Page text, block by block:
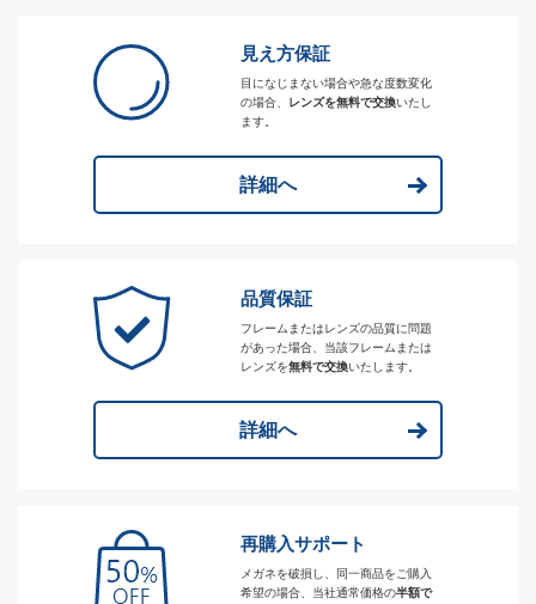
見え方保証
目になじまない場合や急な度数変化
の場合、
レンズを無料で交換いたし
ます。
詳細へ
品質保証
フレームまたはレンズの品質に問題
があった場合、当該フレームまたは
レンズを無料で交換いたします。
詳細へ
再購入サポート
メガネを破損し、同一商品をご購入
希望の場合、当社通常価格の半額で